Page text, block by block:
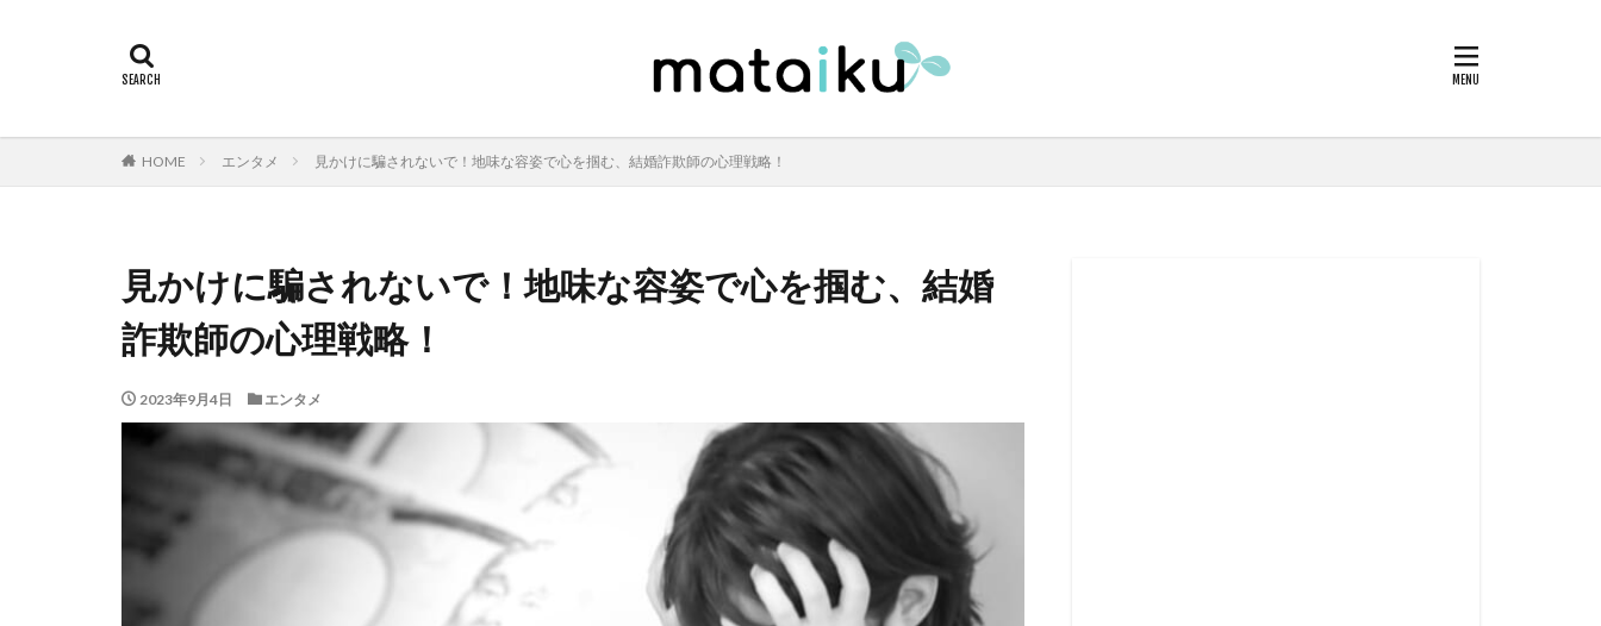
HOME エンタメ 見かけに騙されないで！地味な容姿で心を掴む、結婚詐欺師の心理戦略！
見かけに騙されないで！地味な容姿で心を掴む、結婚
詐欺師の心理戦略！
2023年9月4日 エンタメ